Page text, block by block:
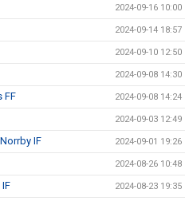
2024-09-16 10:00
2024-09-14 18:57
2024-09-10 12:50
2024-09-08 14:30
FF 2024-09-08 14:24
2024-09-03 12:49
IF 2024-09-01 19:26
2024-08-26 10:48
2024-08-23 19:35